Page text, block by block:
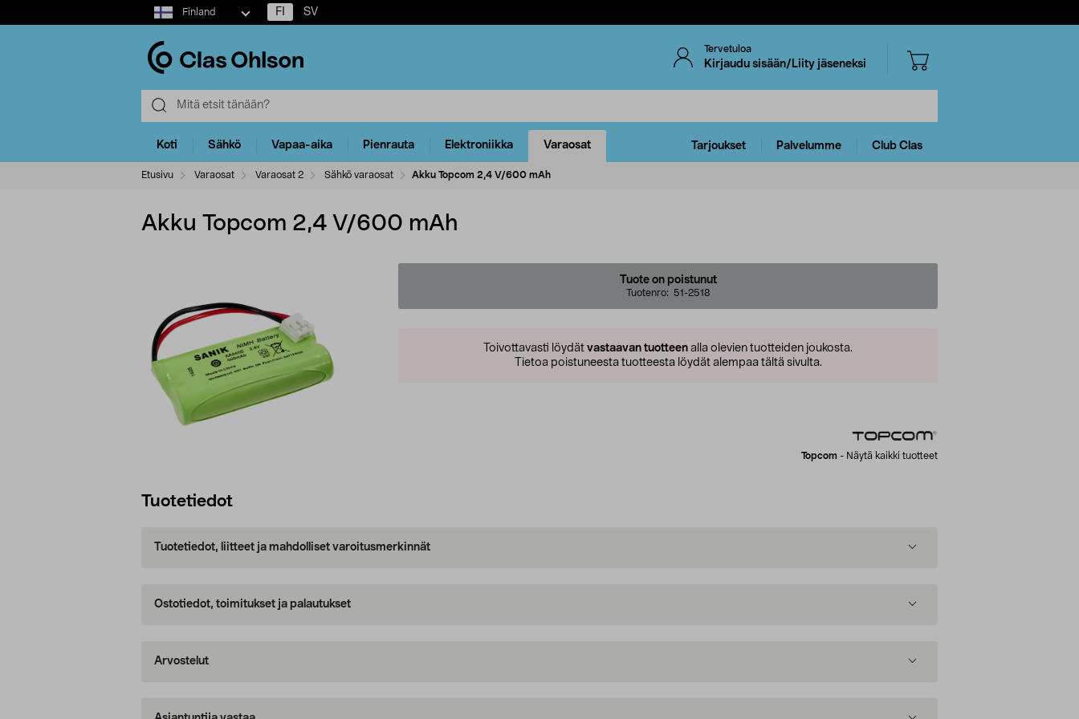
Select
market
Finland FI SV
Tervetuloa
Kirjaudu sisään/Liity jäseneksi
Koti Sähkö Vapaa-aika Pienrauta Elektroniikka Varaosat Tarjoukset Palvelumme Club Clas
Etusivu Varaosat Varaosat 2 Sähkö varaosat Akku Topcom 2,4 V/600 mAh
Akku Topcom 2,4 V/600 mAh
Tuote on poistunut
Tuotenro: 51-2518
Toivottavasti löydät vastaavan tuotteen alla olevien tuotteiden joukosta.
Tietoa poistuneesta tuotteesta löydät alempaa tältä sivulta.
Topcom - Näytä kaikki tuotteet
Tuotetiedot
Tuotetiedot, liitteet ja mahdolliset varoitusmerkinnät
Ostotiedot, toimitukset ja palautukset
Arvostelut